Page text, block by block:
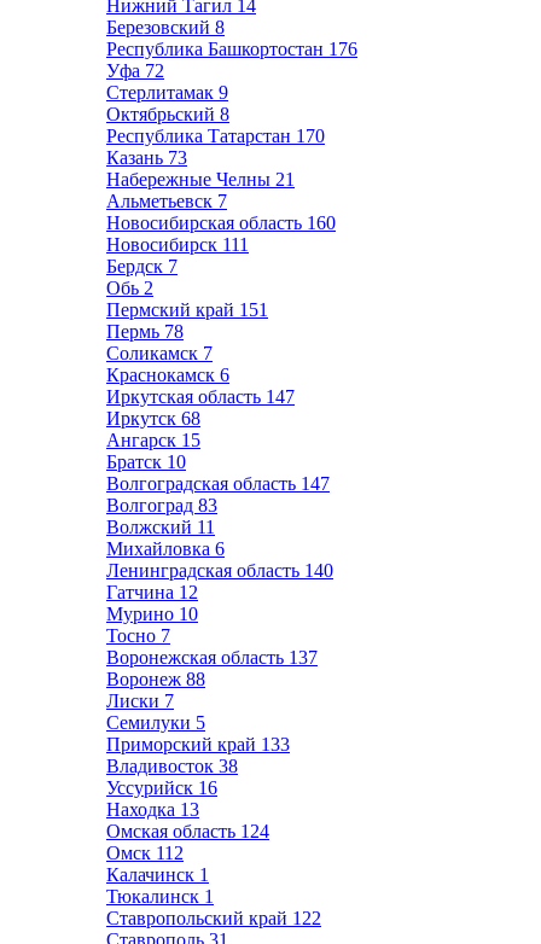
Нижний Тагил 14
Березовский 8
Республика Башкортостан 176
Уфа 72
Стерлитамак 9
Октябрьский 8
Республика Татарстан 170
Казань 73
Набережные Челны 21
Альметьевск 7
Новосибирская область 160
Новосибирск 111
Бердск 7
Обь 2
Пермский край 151
Пермь 78
Соликамск 7
Краснокамск 6
Иркутская область 147
Иркутск 68
Ангарск 15
Братск 10
Волгоградская область 147
Волгоград 83
Волжский 11
Михайловка 6
Ленинградская область 140
Гатчина 12
Мурино 10
Тосно 7
Воронежская область 137
Воронеж 88
Лиски 7
Семилуки 5
Приморский край 133
Владивосток 38
Уссурийск 16
Находка 13
Омская область 124
Омск 112
Калачинск 1
Тюкалинск 1
Ставропольский край 122
Ставрополь 31